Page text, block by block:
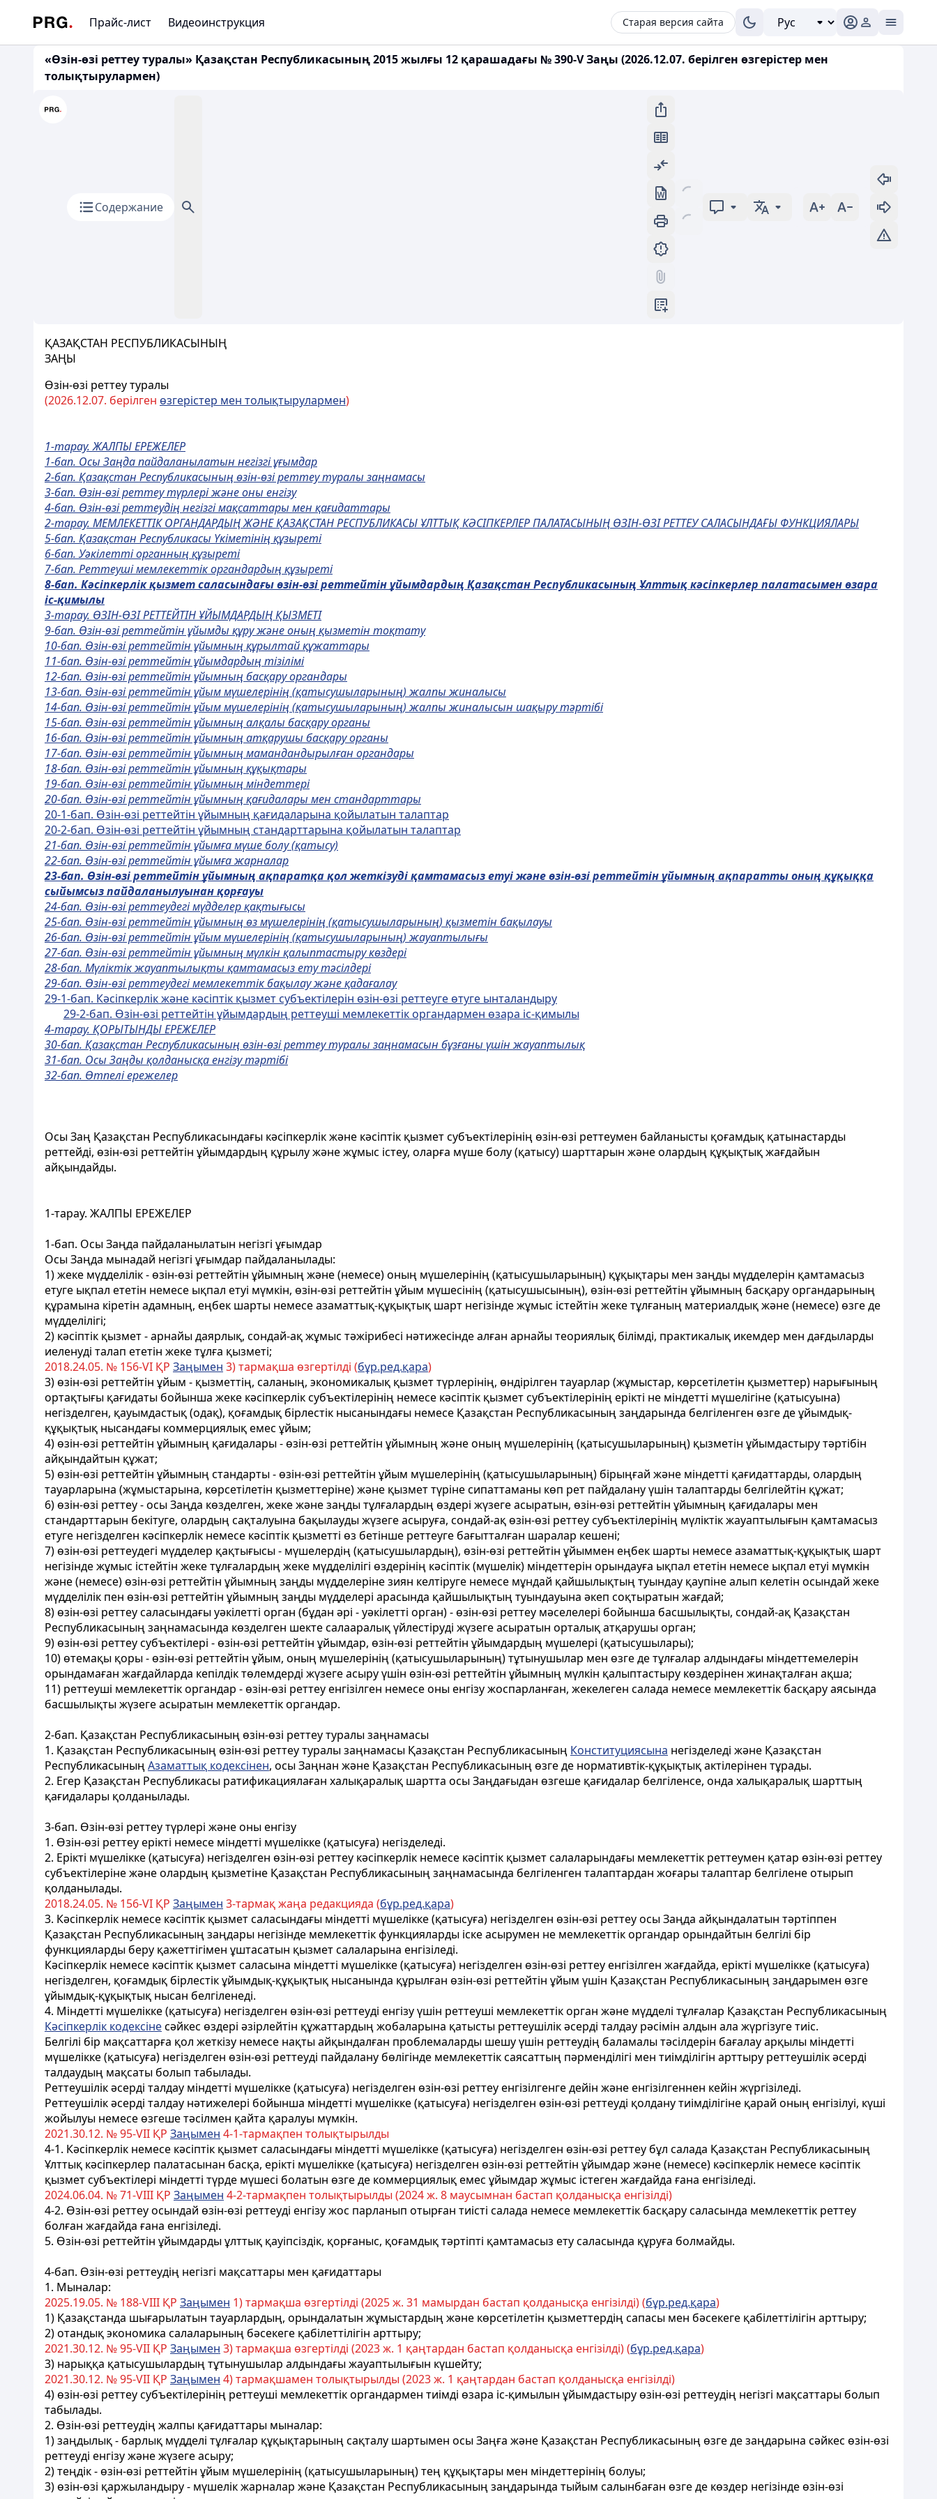
Прайс-лист Видеоинструкция Старая версия сайта
«Өзін-өзі реттеу туралы» Қазақстан Республикасының 2015 жылғы 12 қарашадағы № 390-V Заңы (2026.12.07. берілген өзгерістер мен
толықтырулармен)
Содержание
ҚАЗАҚСТАН РЕСПУБЛИКАСЫНЫҢ
ЗАҢЫ
Өзін-өзі реттеу туралы
(2026.12.07. берілген өзгерістер мен толықтырулармен)
1-тарау. ЖАЛПЫ ЕРЕЖЕЛЕР
1-бап. Осы Заңда пайдаланылатын негізгі ұғымдар
2-бап. Қазақстан Республикасының өзін-өзі реттеу туралы заңнамасы
3-бап. Өзін-өзі реттеу түрлері және оны енгізу
4-бап. Өзін-өзі реттеудің негізгі мақсаттары мен қағидаттары
2-тарау. МЕМЛЕКЕТТІК ОРГАНДАРДЫҢ ЖӘНЕ ҚАЗАҚСТАН РЕСПУБЛИКАСЫ ҰЛТТЫҚ КӘСІПКЕРЛЕР ПАЛАТАСЫНЫҢ ӨЗІН-ӨЗІ РЕТТЕУ САЛАСЫНДАҒЫ ФУНКЦИЯЛАРЫ
5-бап. Қазақстан Республикасы Үкіметінің құзыреті
6-бап. Уәкілетті органның құзыреті
7-бап. Реттеуші мемлекеттік органдардың құзыреті
8-бап. Кәсіпкерлікқызмет саласындағыөзін-өзі реттейтінұйымдардың Қазақстан Республикасының Ұлттықкәсіпкерлер палатасыменөзара
іс-қимылы
3-тарау. ӨЗІН-ӨЗІ РЕТТЕЙТІН ҰЙЫМДАРДЫҢ ҚЫЗМЕТІ
9-бап. Өзін-өзі реттейтін ұйымды құру және оның қызметін тоқтату
10-бап. Өзін-өзі реттейтін ұйымның құрылтай құжаттары
11-бап. Өзін-өзі реттейтін ұйымдардың тізілімі
12-бап. Өзін-өзі реттейтін ұйымның басқару органдары
13-бап. Өзін-өзі реттейтін ұйым мүшелерінің (қатысушыларының) жалпы жиналысы
14-бап. Өзін-өзі реттейтін ұйым мүшелерінің (қатысушыларының) жалпы жиналысын шақыру тәртібі
15-бап. Өзін-өзі реттейтін ұйымның алқалы басқару органы
16-бап. Өзін-өзі реттейтін ұйымның атқарушы басқару органы
17-бап. Өзін-өзі реттейтін ұйымның мамандандырылған органдары
18-бап. Өзін-өзі реттейтін ұйымның құқықтары
19-бап. Өзін-өзі реттейтін ұйымның міндеттері
20-бап. Өзін-өзі реттейтін ұйымның қағидалары мен стандарттары
20-1-бап. Өзін-өзі реттейтін ұйымның қағидаларына қойылатын талаптар
20-2-бап. Өзін-өзі реттейтін ұйымның стандарттарына қойылатын талаптар
21-бап. Өзін-өзі реттейтін ұйымға мүше болу (қатысу)
22-бап. Өзін-өзі реттейтін ұйымға жарналар
23-бап. Өзін-өзі реттейтінұйымның ақпаратқақол жеткізудіқамтамасыз етуі жәнеөзін-өзі реттейтінұйымның ақпаратты оның құқыққа
сыйымсыз пайдаланылуынанқорғауы
24-бап. Өзін-өзі реттеудегі мүдделер қақтығысы
25-бап. Өзін-өзі реттейтін ұйымның өз мүшелерінің (қатысушыларының) қызметін бақылауы
26-бап. Өзін-өзі реттейтін ұйым мүшелерінің (қатысушыларының) жауаптылығы
27-бап. Өзін-өзі реттейтін ұйымның мүлкін қалыптастыру көздері
28-бап. Мүліктік жауаптылықты қамтамасыз ету тәсілдері
29-бап. Өзін-өзі реттеудегі мемлекеттік бақылау және қадағалау
29-1-бап. Кәсіпкерлік және кәсіптік қызмет субъектілерін өзін-өзі реттеуге өтуге ынталандыру
29-2-бап. Өзін-өзі реттейтін ұйымдардың реттеуші мемлекеттік органдармен өзара іс-қимылы
4-тарау. ҚОРЫТЫНДЫ ЕРЕЖЕЛЕР
30-бап. Қазақстан Республикасының өзін-өзі реттеу туралы заңнамасын бұзғаны үшін жауаптылық
31-бап. Осы Заңды қолданысқа енгізу тәртібі
32-бап. Өтпелі ережелер
Осы Заң Қазақстан Республикасындағы кәсіпкерлік және кәсіптік қызмет субъектілерінің өзін-өзі реттеумен байланысты қоғамдық қатынастарды
реттейді, өзін-өзі реттейтін ұйымдардың құрылу және жұмыс істеу, оларға мүше болу (қатысу) шарттарын және олардың құқықтық жағдайын
айқындайды.
1-тарау. ЖАЛПЫ ЕРЕЖЕЛЕР
1-бап. Осы Заңда пайдаланылатын негізгі ұғымдар
Осы Заңда мынадай негізгі ұғымдар пайдаланылады:
1) жеке мүдделілік - өзін-өзі реттейтін ұйымның және (немесе) оның мүшелерінің (қатысушыларының) құқықтары мен заңды мүдделерін қамтамасыз
етуге ықпал ететін немесе ықпал етуі мүмкін, өзін-өзі реттейтін ұйым мүшесінің (қатысушысының), өзін-өзі реттейтін ұйымның басқару органдарының
құрамына кіретін адамның, еңбек шарты немесе азаматтық-құқықтық шарт негізінде жұмыс істейтін жеке тұлғаның материалдық және (немесе) өзге де
мүдделілігі;
2) кәсіптік қызмет - арнайы даярлық, сондай-ақ жұмыс тәжірибесі нәтижесінде алған арнайы теориялық білімді, практикалық икемдер мен дағдыларды
иеленуді талап ететін жеке тұлға қызметі;
2018.24.05. № 156-VI ҚР Заңымен 3) тармақша өзгертілді (бұр.ред.қара)
3) өзін-өзі реттейтін ұйым - қызметтің, саланың, экономикалық қызмет түрлерінің, өндірілген тауарлар (жұмыстар, көрсетілетін қызметтер) нарығының
ортақтығы қағидаты бойынша жеке кәсіпкерлік субъектілерінің немесе кәсіптік қызмет субъектілерінің ерікті не міндетті мүшелігіне (қатысуына)
негізделген, қауымдастық (одақ), қоғамдық бірлестік нысанындағы немесе Қазақстан Республикасының заңдарында белгіленген өзге де ұйымдық-
құқықтық нысандағы коммерциялық емес ұйым;
4) өзін-өзі реттейтін ұйымның қағидалары - өзін-өзі реттейтін ұйымның және оның мүшелерінің (қатысушыларының) қызметін ұйымдастыру тәртібін
айқындайтын құжат;
5) өзін-өзі реттейтін ұйымның стандарты - өзін-өзі реттейтін ұйым мүшелерінің (қатысушыларының) бірыңғай және міндетті қағидаттарды, олардың
тауарларына (жұмыстарына, көрсетілетін қызметтеріне) және қызмет түріне сипаттаманы көп рет пайдалану үшін талаптарды белгілейтін құжат;
6) өзін-өзі реттеу - осы Заңда көзделген, жеке және заңды тұлғалардың өздері жүзеге асыратын, өзін-өзі реттейтін ұйымның қағидалары мен
стандарттарын бекітуге, олардың сақталуына бақылауды жүзеге асыруға, сондай-ақ өзін-өзі реттеу субъектілерінің мүліктік жауаптылығын қамтамасыз
етуге негізделген кәсіпкерлік немесе кәсіптік қызметті өз бетінше реттеуге бағытталған шаралар кешені;
7) өзін-өзі реттеудегі мүдделер қақтығысы - мүшелердің (қатысушылардың), өзін-өзі реттейтін ұйыммен еңбек шарты немесе азаматтық-құқықтық шарт
негізінде жұмыс істейтін жеке тұлғалардың жеке мүдделілігі өздерінің кәсіптік (мүшелік) міндеттерін орындауға ықпал ететін немесе ықпал етуі мүмкін
және (немесе) өзін-өзі реттейтін ұйымның заңды мүдделеріне зиян келтіруге немесе мұндай қайшылықтың туындау қаупіне алып келетін осындай жеке
мүдделілік пен өзін-өзі реттейтін ұйымның заңды мүдделері арасында қайшылықтың туындауына әкеп соқтыратын жағдай;
8) өзін-өзі реттеу саласындағы уәкілетті орган (бұдан әрі - уәкілетті орган) - өзін-өзі реттеу мәселелері бойынша басшылықты, сондай-ақ Қазақстан
Республикасының заңнамасында көзделген шекте салааралық үйлестіруді жүзеге асыратын орталық атқарушы орган;
9) өзін-өзі реттеу субъектілері - өзін-өзі реттейтін ұйымдар, өзін-өзі реттейтін ұйымдардың мүшелері (қатысушылары);
10) өтемақы қоры - өзін-өзі реттейтін ұйым, оның мүшелерінің (қатысушыларының) тұтынушылар мен өзге де тұлғалар алдындағы міндеттемелерін
орындамаған жағдайларда кепілдік төлемдерді жүзеге асыру үшін өзін-өзі реттейтін ұйымның мүлкін қалыптастыру көздерінен жинақталған ақша;
11) реттеуші мемлекеттік органдар - өзін-өзі реттеу енгізілген немесе оны енгізу жоспарланған, жекелеген салада немесе мемлекеттік басқару аясында
басшылықты жүзеге асыратын мемлекеттік органдар.
2-бап. Қазақстан Республикасының өзін-өзі реттеу туралы заңнамасы
1. Қазақстан Республикасының өзін-өзі реттеу туралы заңнамасы Қазақстан Республикасының Конституциясына негізделеді және Қазақстан
РеспубликасыныңАзаматтық кодексінен, осы Заңнан және Қазақстан Республикасының өзге де нормативтік-құқықтық актілерінен тұрады.
2. Егер Қазақстан Республикасы ратификациялаған халықаралық шартта осы Заңдағыдан өзгеше қағидалар белгіленсе, онда халықаралық шарттың
қағидалары қолданылады.
3-бап. Өзін-өзі реттеу түрлері және оны енгізу
1. Өзін-өзі реттеу ерікті немесе міндетті мүшелікке (қатысуға) негізделеді.
2. Ерікті мүшелікке (қатысуға) негізделген өзін-өзі реттеу кәсіпкерлік немесе кәсіптік қызмет салаларындағы мемлекеттік реттеумен қатар өзін-өзі реттеу
субъектілеріне және олардың қызметіне Қазақстан Республикасының заңнамасында белгіленген талаптардан жоғары талаптар белгілене отырып
қолданылады.
2018.24.05. № 156-VI ҚР Заңымен 3-тармақ жаңа редакцияда (бұр.ред.қара)
3. Кәсіпкерлік немесе кәсіптік қызмет саласындағы міндетті мүшелікке (қатысуға) негізделген өзін-өзі реттеу осы Заңда айқындалатын тәртіппен
Қазақстан Республикасының заңдары негізінде мемлекеттік функцияларды іске асырумен не мемлекеттік органдар орындайтын белгілі бір
функцияларды беру қажеттігімен ұштасатын қызмет салаларына енгізіледі.
Кәсіпкерлік немесе кәсіптік қызмет саласына міндетті мүшелікке (қатысуға) негізделген өзін-өзі реттеу енгізілген жағдайда, ерікті мүшелікке (қатысуға)
негізделген, қоғамдық бірлестік ұйымдық-құқықтық нысанында құрылған өзін-өзі реттейтін ұйым үшін Қазақстан Республикасының заңдарымен өзге
ұйымдық-құқықтық нысан белгіленеді.
4. Міндетті мүшелікке (қатысуға) негізделген өзін-өзі реттеуді енгізу үшін реттеуші мемлекеттік орган және мүдделі тұлғалар Қазақстан Республикасының
Кәсіпкерлік кодексінесәйкес өздері әзірлейтін құжаттардың жобаларына қатысты реттеушілік әсерді талдау рәсімін алдын ала жүргізуге тиіс.
Белгілі бір мақсаттарға қол жеткізу немесе нақты айқындалған проблемаларды шешу үшін реттеудің баламалы тәсілдерін бағалау арқылы міндетті
мүшелікке (қатысуға) негізделген өзін-өзі реттеуді пайдалану бөлігінде мемлекеттік саясаттың пәрменділігі мен тиімділігін арттыру реттеушілік әсерді
талдаудың мақсаты болып табылады.
Реттеушілік әсерді талдау міндетті мүшелікке (қатысуға) негізделген өзін-өзі реттеу енгізілгенге дейін және енгізілгеннен кейін жүргізіледі.
Реттеушілік әсерді талдау нәтижелері бойынша міндетті мүшелікке (қатысуға) негізделген өзін-өзі реттеуді қолдану тиімділігіне қарай оның енгізілуі, күші
жойылуы немесе өзгеше тәсілмен қайта қаралуы мүмкін.
2021.30.12. № 95-VII ҚР Заңымен 4-1-тармақпен толықтырылды
4-1. Кәсіпкерлік немесе кәсіптік қызмет саласындағы міндетті мүшелікке (қатысуға) негізделген өзін-өзі реттеу бұл салада Қазақстан Республикасының
Ұлттық кәсіпкерлер палатасынан басқа, ерікті мүшелікке (қатысуға) негізделген өзін-өзі реттейтін ұйымдар және (немесе) кәсіпкерлік немесе кәсіптік
қызмет субъектілері міндетті түрде мүшесі болатын өзге де коммерциялық емес ұйымдар жұмыс істеген жағдайда ғана енгізіледі.
2024.06.04. № 71-VIII ҚР Заңымен 4-2-тармақпен толықтырылды (2024 ж. 8 маусымнан бастап қолданысқа енгізілді)
4-2. Өзін-өзі реттеу осындай өзін-өзі реттеуді енгізу жос парланып отырған тиісті салада немесе мемлекеттік басқару саласында мемлекеттік реттеу
болған жағдайда ғана енгізіледі.
5. Өзін-өзі реттейтін ұйымдарды ұлттық қауіпсіздік, қорғаныс, қоғамдық тәртiптi қамтамасыз ету саласында құруға болмайды.
4-бап. Өзін-өзі реттеудің негізгі мақсаттары мен қағидаттары
1. Мыналар:
2025.19.05. № 188-VIII ҚР Заңымен 1) тармақша өзгертілді (2025 ж. 31 мамырдан бастап қолданысқа енгізілді) (бұр.ред.қара)
1) Қазақстанда шығарылатын тауарлардың, орындалатын жұмыстардың жəне көрсетілетін қызметтердіңсапасы мен бәсекеге қабілеттілігін арттыру;
2) отандық экономика салаларының бәсекеге қабілеттілігін арттыру;
2021.30.12. № 95-VII ҚР Заңымен 3) тармақша өзгертілді (2023 ж. 1 қаңтардан бастап қолданысқа енгізілді) (бұр.ред.қара)
3) нарыққа қатысушылардың тұтынушылар алдындағы жауаптылығын күшейту;
2021.30.12. № 95-VII ҚР Заңымен 4) тармақшамен толықтырылды (2023 ж. 1 қаңтардан бастап қолданысқа енгізілді)
4) өзін-өзі реттеу субъектілерінің реттеуші мемлекеттік органдармен тиімді өзара іс-қимылын ұйымдастыру өзін-өзі реттеудің негізгі мақсаттары болып
табылады.
2. Өзін-өзі реттеудің жалпы қағидаттары мыналар:
1) заңдылық - барлық мүдделі тұлғалар құқықтарының сақталу шартымен осы Заңға және Қазақстан Республикасының өзге де заңдарына сәйкес өзін-өзі
реттеуді енгізу және жүзеге асыру;
2) теңдік - өзін-өзі реттейтін ұйым мүшелерінің (қатысушыларының) тең құқықтары мен міндеттерінің болуы;
3) өзін-өзі қаржыландыру - мүшелік жарналар және Қазақстан Республикасының заңдарында тыйым салынбаған өзге де көздер негізінде өзін-өзі